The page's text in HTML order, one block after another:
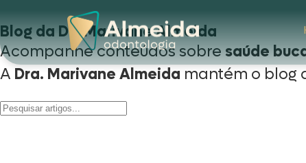
Blog da Drª Marivane Almeida
Acompanhe conteúdos sobresaúde
A Dra. Marivane Almeida mantém o blog